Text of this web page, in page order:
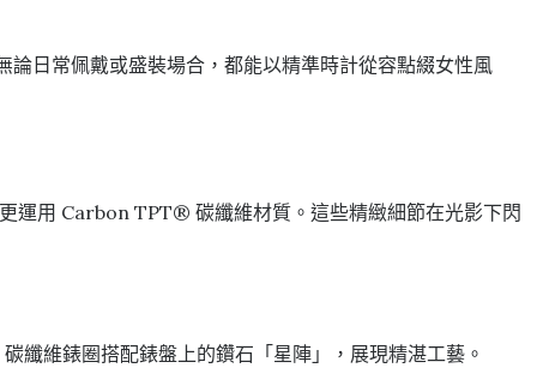
日常佩戴或盛裝場合，都能以精準時計從容點綴女性風
運用 Carbon TPT® 碳纖維材質。這些精緻細節在光影下閃
維錶圈搭配錶盤上的鑽石「星陣」，展現精湛工藝。